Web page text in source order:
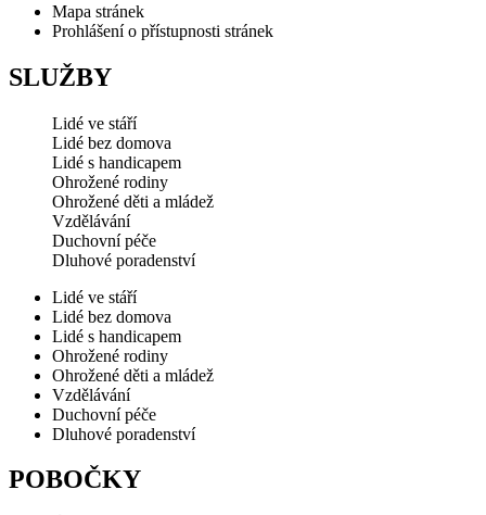
Mapa stránek
Prohlášení o přístupnosti stránek
SLUŽBY
Lidé ve stáří
Lidé bez domova
Lidé s handicapem
Ohrožené rodiny
Ohrožené děti a mládež
Vzdělávání
Duchovní péče
Dluhové poradenství
Lidé ve stáří
Lidé bez domova
Lidé s handicapem
Ohrožené rodiny
Ohrožené děti a mládež
Vzdělávání
Duchovní péče
Dluhové poradenství
POBOČKY